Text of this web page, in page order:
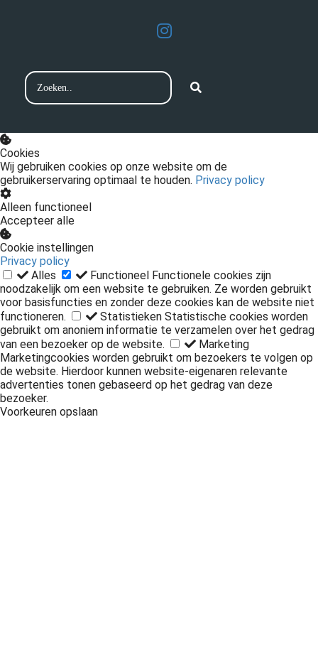
Cookies
Wij gebruiken cookies op onze website om de
gebruikerservaring optimaal te houden. Privacy policy
Alleen functioneel
Accepteer alle
Cookie instellingen
Privacy policy
Alles
Functioneel Functionele cookies zijn
noodzakelijk om een website te gebruiken. Ze worden gebruikt
voor basisfuncties en zonder deze cookies kan de website niet
functioneren.
Statistieken Statistische cookies worden
gebruikt om anoniem informatie te verzamelen over het gedrag
van een bezoeker op de website.
Marketing
Marketingcookies worden gebruikt om bezoekers te volgen op
de website. Hierdoor kunnen website-eigenaren relevante
advertenties tonen gebaseerd op het gedrag van deze
bezoeker.
Voorkeuren opslaan